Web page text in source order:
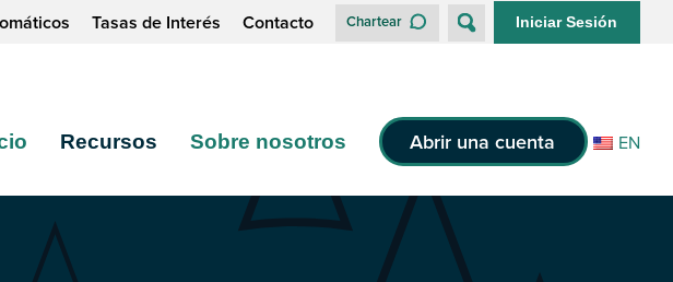
Tasas de Interés Contacto Chartear Iniciar Sesión
Recursos Sobre nosotros Abrir una cuenta EN